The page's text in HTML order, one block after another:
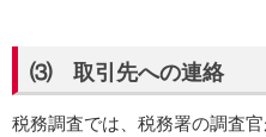
⑶ 取引先への連絡
税務調査では、税務署の調査